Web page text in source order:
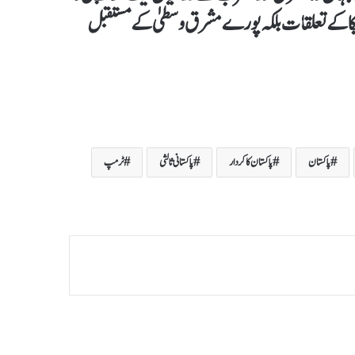
کے تعلقات بلکہ پورے مشرق وسطیٰ کے مستقبل
پاکستان پاکستان کا کردار پاکستانی ثالثی
ٹرمپ